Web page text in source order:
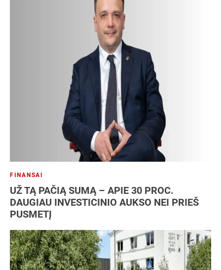
FINANSAI
UŽ TĄ PAČIĄ SUMĄ – APIE 30 PROC.
DAUGIAU INVESTICINIO AUKSO NEI PRIEŠ
PUSMETĮ